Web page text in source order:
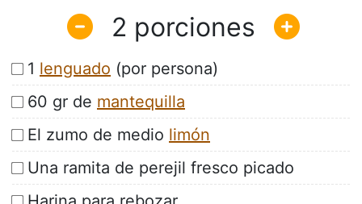
2
1 lenguado (por persona)
60 gr de mantequilla
El zumo de medio limón
Una ramita de perejil fresco picado